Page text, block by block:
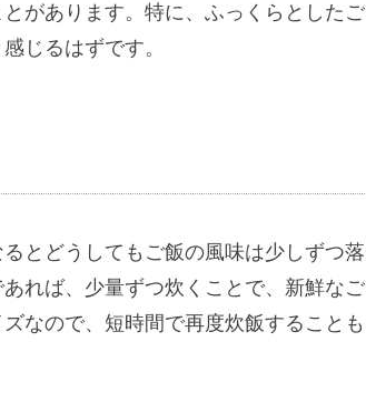
があります。特に、ふっくらとしたご
じるはずです。
とどうしてもご飯の風味は少しずつ落
れば、少量ずつ炊くことで、新鮮なご
なので、短時間で再度炊飯することも